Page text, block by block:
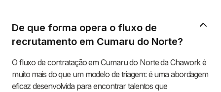
De que forma opera o fluxo de
recrutamento em Cumaru do Norte?
O fluxo de contratação em Cumaru do Norte da Chawork é
muito mais do que um modelo de triagem: é uma abordagem
eficaz desenvolvida para encontrar talentos que